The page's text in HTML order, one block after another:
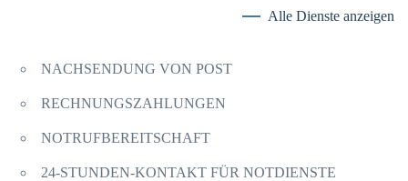
Alle Dienste anzeigen
NACHSENDUNG VON POST
RECHNUNGSZAHLUNGEN
NOTRUFBEREITSCHAFT
24-STUNDEN-KONTAKT FÜR NOTDIENSTE